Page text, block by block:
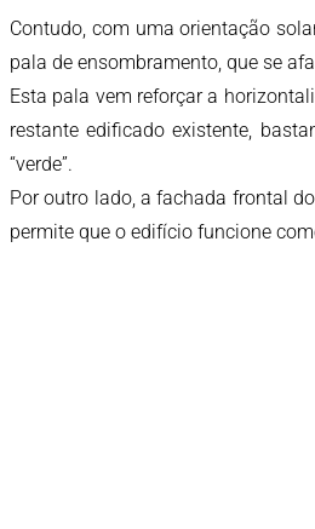
Contudo, com uma orientação
pala de ensombramento, que se
Esta pala vem reforçar a
restante edificado existente,
“verde”.
Por outro lado, a fachada frontal
permite que o edifício funcione